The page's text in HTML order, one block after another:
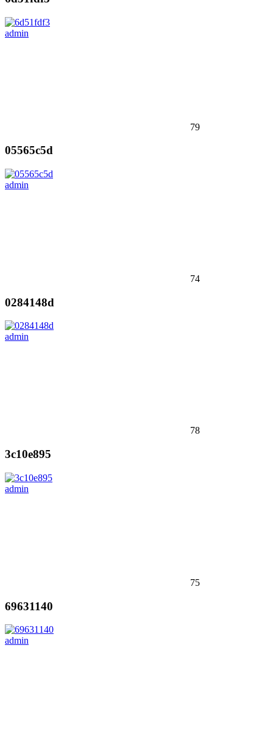
admin
79
05565c5d
admin
74
0284148d
admin
78
3c10e895
admin
75
69631140
admin